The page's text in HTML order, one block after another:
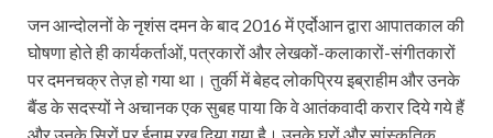
जन आन्दोलनों के नृशंस दमन के बाद 2016 में एर्दोआन द्वारा आपातकाल की
घोषणा होते ही कार्यकर्ताओं, पत्रकारों और लेखकों-कलाकारों-संगीतकारों
पर दमनचक्र तेज़ हो गया था। तुर्की में बेहद लोकप्रिय इब्राहीम और उनके
बैंड के सदस्यों ने अचानक एक सुबह पाया कि वे आतंकवादी करार दिये गये हैं